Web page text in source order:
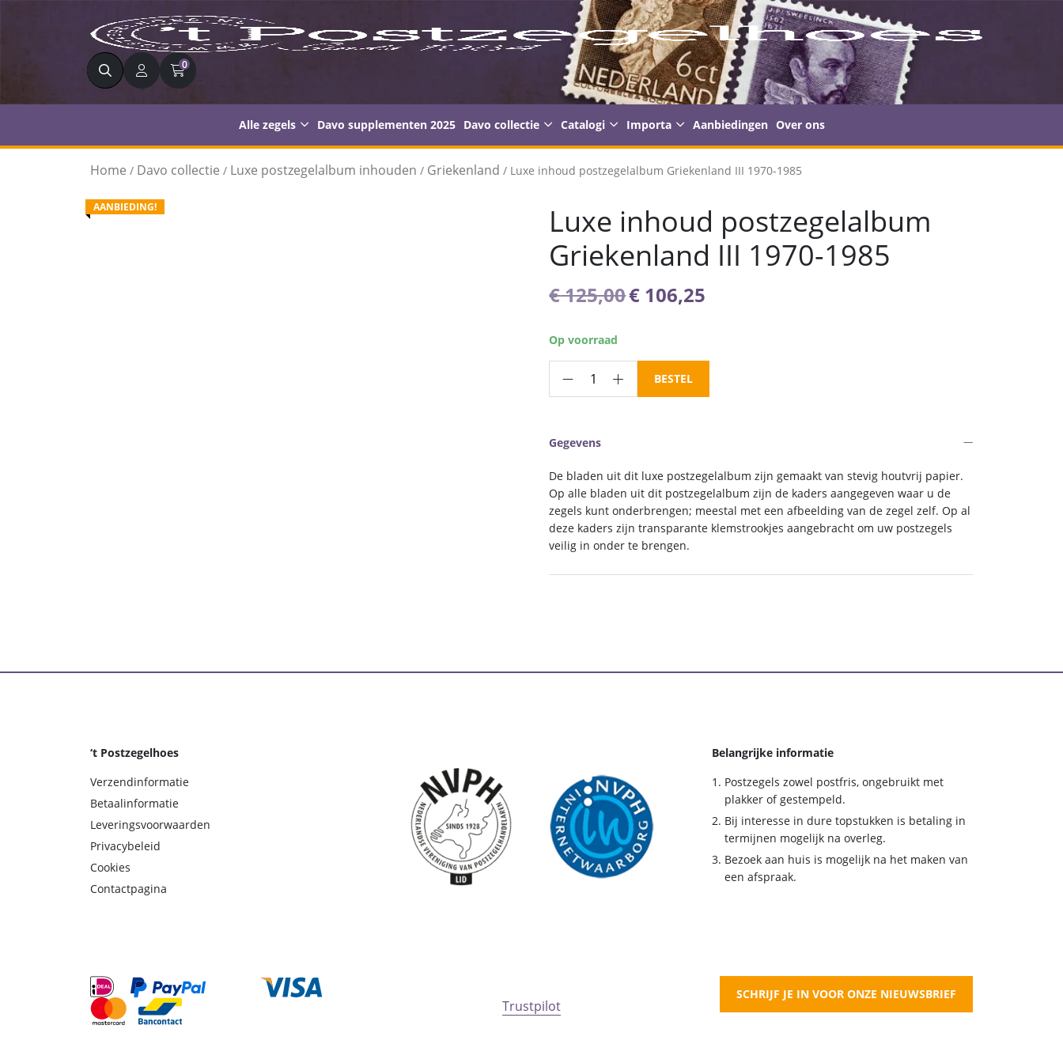
Zoeken 0
Alle zegels Davo supplementen 2025 Davo collectie Catalogi Importa Aanbiedingen Over ons
Home / Davo collectie / Luxe postzegelalbum inhouden / Griekenland / Luxe inhoud postzegelalbum Griekenland III 1970-1985
AANBIEDING!
Luxe inhoud postzegelalbum
Griekenland III 1970-1985
€125,00Oorspronkelijke
€ 125,00.
€ 106,25
€ 106,25.
Op voorraad
Luxe
inhoud
1970-
1985
aantal
BESTEL
Gegevens
De bladen uit dit luxe postzegelalbum zijn gemaakt van stevig houtvrij papier.
Op alle bladen uit dit postzegelalbum zijn de kaders aangegeven waar u de
zegels kunt onderbrengen; meestal met een afbeelding van de zegel zelf. Op al
deze kaders zijn transparante klemstrookjes aangebracht om uw postzegels
veilig in onder te brengen.
‘t Postzegelhoes
Verzendinformatie
Betaalinformatie
Leveringsvoorwaarden
Privacybeleid
Cookies
Contactpagina
Belangrijke informatie
Postzegels zowel postfris, ongebruikt met
plakker of gestempeld.
Bij interesse in dure topstukken is betaling in
termijnen mogelijk na overleg.
Bezoek aan huis is mogelijk na het maken van
een afspraak.
Trustpilot
SCHRIJF JE IN VOOR ONZE NIEUWSBRIEF